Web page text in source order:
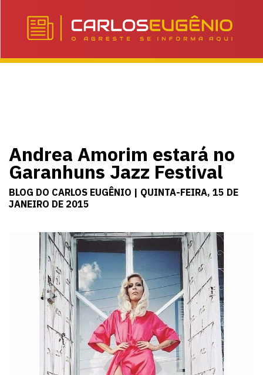
Andrea Amorim estará no
Garanhuns Jazz Festival
BLOG DO CARLOS EUGÊNIO | QUINTA-FEIRA, 15 DE
JANEIRO DE 2015